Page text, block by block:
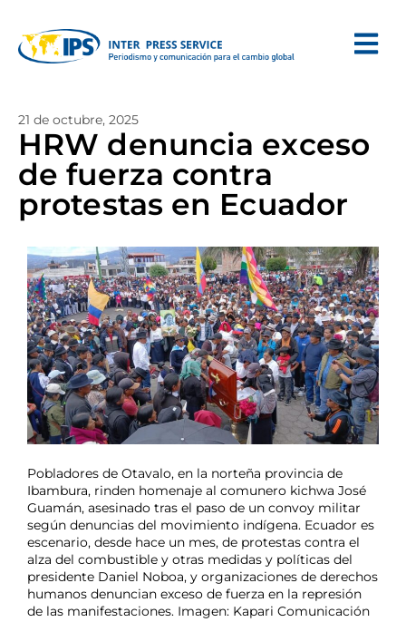
21 de octubre, 2025
HRW denuncia exceso
de fuerza contra
protestas en Ecuador
Pobladores de Otavalo, en la norteña provincia de
Ibambura, rinden homenaje al comunero kichwa José
Guamán, asesinado tras el paso de un convoy militar
según denuncias del movimiento indígena. Ecuador es
escenario, desde hace un mes, de protestas contra el
alza del combustible y otras medidas y políticas del
presidente Daniel Noboa, y organizaciones de derechos
humanos denuncian exceso de fuerza en la represión
de las manifestaciones. Imagen: Kapari Comunicación